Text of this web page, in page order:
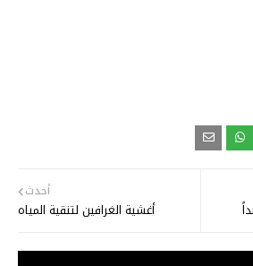
أحدث
أغشية الغرافين لتنقية المياه